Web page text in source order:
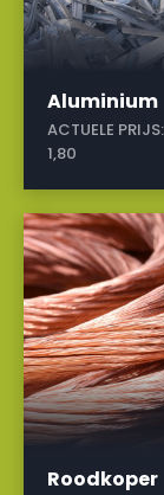
Aluminium
ACTUELE PRIJS:
1,80
Roodkoper
a